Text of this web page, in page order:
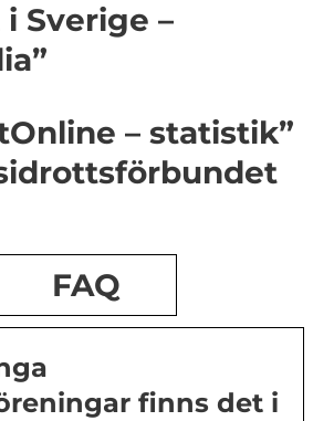
i Sverige –
– statistik”
FAQ
finns det i